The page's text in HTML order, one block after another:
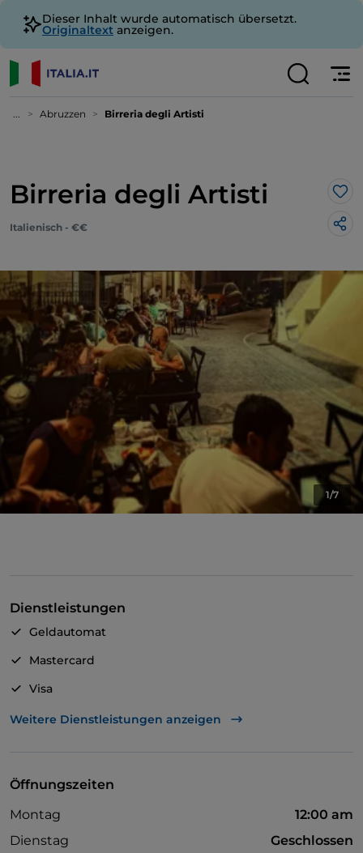
Dieser Inhalt wurde automatisch übersetzt.
Originaltext anzeigen.
... Abruzzen Birreria degli Artisti
Birreria degli Artisti
Italienisch - €€
1/7
Dienstleistungen
Geldautomat
Mastercard
Visa
Es wird Englisch gesprochen
Weitere Dienstleistungen anzeigen
Öffnungszeiten
Montag
12:00 am
Dienstag
Geschlossen